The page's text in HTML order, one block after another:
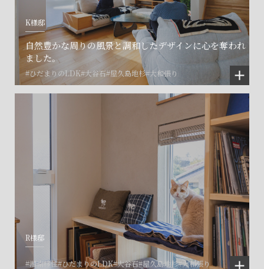
K様邸
自然豊かな周りの風景と調和したデザインに心を奪われ
ました。
#ひだまりのLDK#大谷石#屋久島地杉#大和張り
R様邸
#湘南移住#ひだまりのLDK#大谷石#屋久島地杉#大和張り